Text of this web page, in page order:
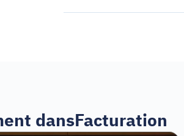
dansFacturation